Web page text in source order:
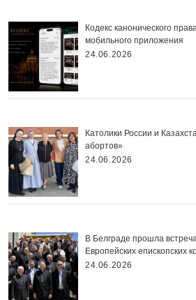
Кодекс канонического
мобильного приложения
24.06.2026
Католики России и
абортов»
24.06.2026
В Белграде прошла
Европейских епископских
24.06.2026